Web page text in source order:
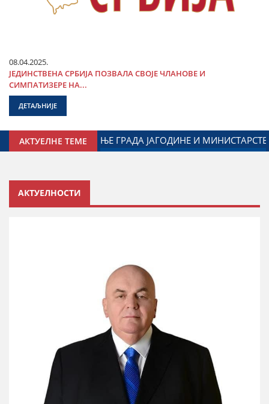
08.04.2025.
ЈЕДИНСТВЕНА СРБИЈА ПОЗВАЛА СВОЈЕ ЧЛАНОВЕ И
СИМПАТИЗЕРЕ НА...
ДЕТАЉНИЈЕ
АКТУЕЛНЕ ТЕМЕ
МАРКОВИЋ НА ОБЕЛЕЖАВАЊУ ДАНА ПОЛИЦИЈЕ И
АКТУЕЛНОСТИ